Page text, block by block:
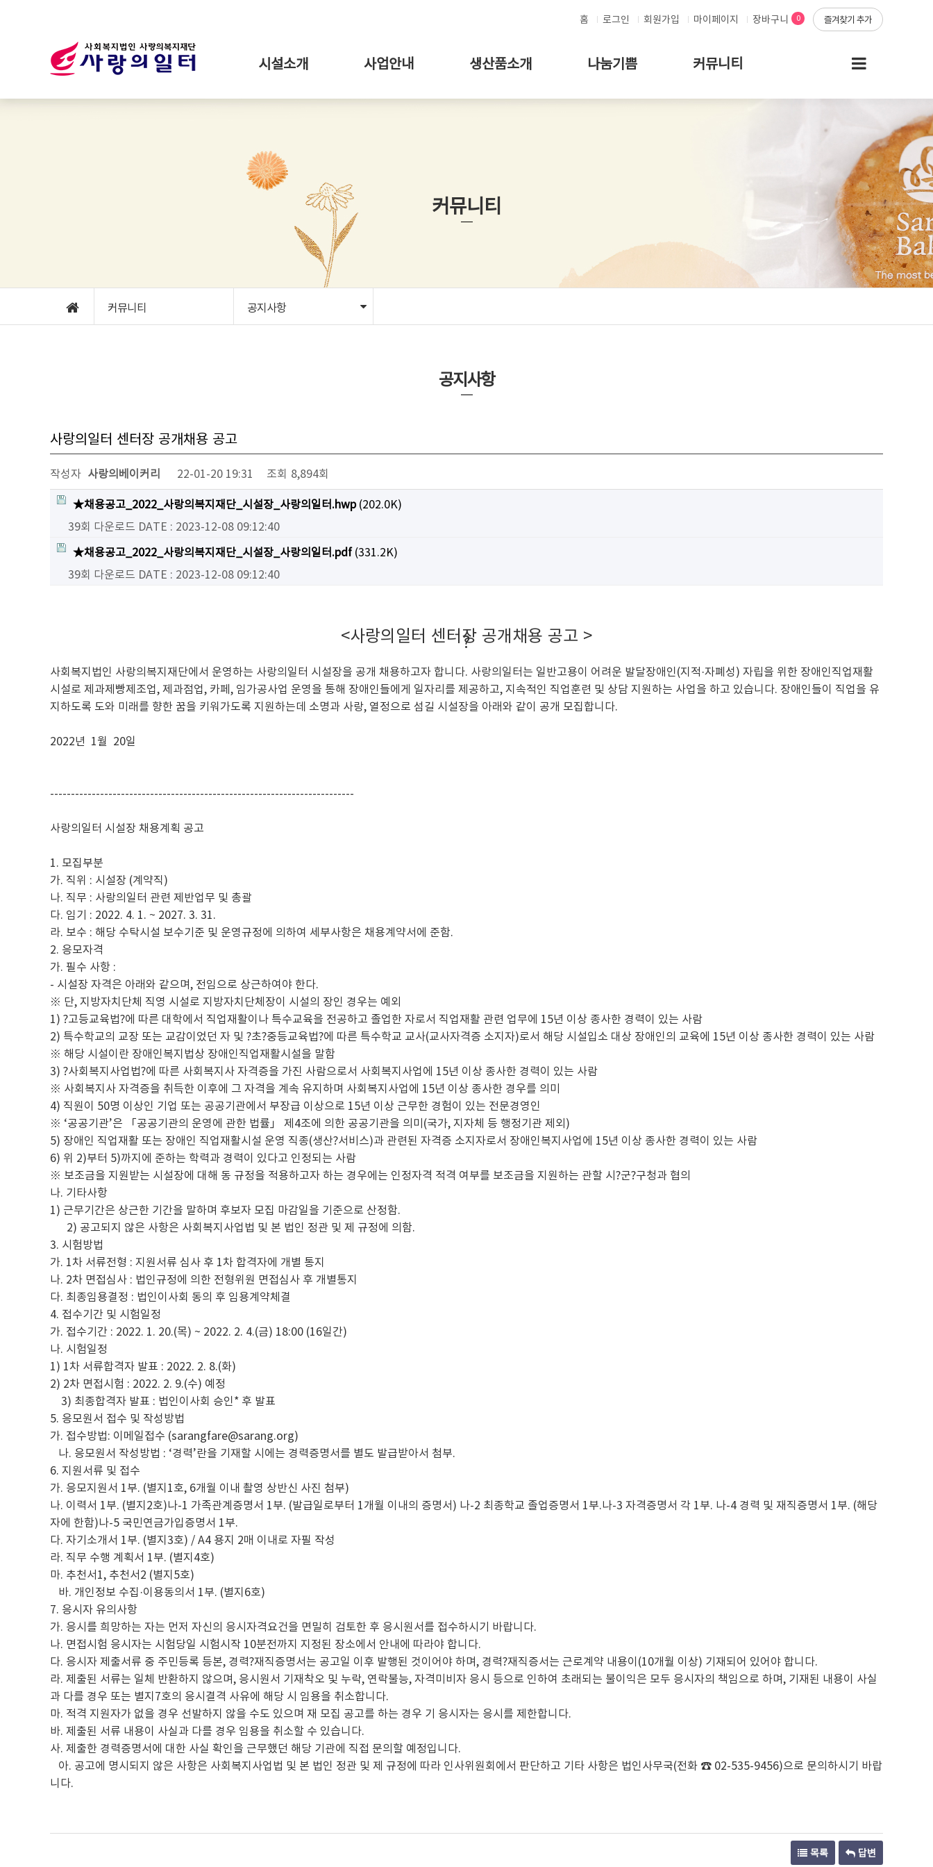
홈
로그인 회원가입 마이페이지 장바구니 0 즐겨찾기 추가
시설소개 사업안내 생산품소개 나눔기쁨 커뮤니티
커뮤니티
커뮤니티 공지사항
공지사항
사랑의일터 센터장 공개채용 공고
작성자 사랑의베이커리 22-01-20 19:31 조회 8,894회
★채용공고_2022_사랑의복지재단_시설장_사랑의일터.hwp(202.0K)
39회 다운로드 DATE : 2023-12-08 09:12:40
★채용공고_2022_사랑의복지재단_시설장_사랑의일터.pdf(331.2K)
39회 다운로드 DATE : 2023-12-08 09:12:40
<사랑의일터 센터장 공개채용 공고 >
?
사회복지법인 사랑의복지재단에서 운영하는 사랑의일터 시설장을 공개 채용하고자 합니다. 사랑의일터는 일반고용이 어려운 발달장애인(지적·자폐성) 자립을 위한 장애인직업재활
시설로 제과제빵제조업, 제과점업, 카페, 임가공사업 운영을 통해 장애인들에게 일자리를 제공하고, 지속적인 직업훈련 및 상담 지원하는 사업을 하고 있습니다. 장애인들이 직업을 유
지하도록 도와 미래를 향한 꿈을 키워가도록 지원하는데 소명과 사랑, 열정으로 섬길 시설장을 아래와 같이 공개 모집합니다.
2022년 1월 20일
-------------------------------------------------------------------------
사랑의일터 시설장 채용계획 공고
1. 모집부분
가. 직위 : 시설장 (계약직)
나. 직무 : 사랑의일터 관련 제반업무 및 총괄
다. 임기 : 2022. 4. 1. ~ 2027. 3. 31.
라. 보수 : 해당 수탁시설 보수기준 및 운영규정에 의하여 세부사항은 채용계약서에 준함.
2. 응모자격
가. 필수 사항 :
- 시설장 자격은 아래와 같으며, 전임으로 상근하여야 한다.
※ 단, 지방자치단체 직영 시설로 지방자치단체장이 시설의 장인 경우는 예외
1) ?고등교육법?에 따른 대학에서 직업재활이나 특수교육을 전공하고 졸업한 자로서 직업재활 관련 업무에 15년 이상 종사한 경력이 있는 사람
2) 특수학교의 교장 또는 교감이었던 자 및 ?초?중등교육법?에 따른 특수학교 교사(교사자격증 소지자)로서 해당 시설입소 대상 장애인의 교육에 15년 이상 종사한 경력이 있는 사람
※ 해당 시설이란 장애인복지법상 장애인직업재활시설을 말함
3) ?사회복지사업법?에 따른 사회복지사 자격증을 가진 사람으로서 사회복지사업에 15년 이상 종사한 경력이 있는 사람
※ 사회복지사 자격증을 취득한 이후에 그 자격을 계속 유지하며 사회복지사업에 15년 이상 종사한 경우를 의미
4) 직원이 50명 이상인 기업 또는 공공기관에서 부장급 이상으로 15년 이상 근무한 경험이 있는 전문경영인
※ ‘공공기관’은 「공공기관의 운영에 관한 법률」 제4조에 의한 공공기관을 의미(국가, 지자체 등 행정기관 제외)
5) 장애인 직업재활 또는 장애인 직업재활시설 운영 직종(생산?서비스)과 관련된 자격증 소지자로서 장애인복지사업에 15년 이상 종사한 경력이 있는 사람
6) 위 2)부터 5)까지에 준하는 학력과 경력이 있다고 인정되는 사람
※ 보조금을 지원받는 시설장에 대해 동 규정을 적용하고자 하는 경우에는 인정자격 적격 여부를 보조금을 지원하는 관할 시?군?구청과 협의
나. 기타사항
1) 근무기간은 상근한 기간을 말하며 후보자 모집 마감일을 기준으로 산정함.
2) 공고되지 않은 사항은 사회복지사업법 및 본 법인 정관 및 제 규정에 의함.
3. 시험방법
가. 1차 서류전형 : 지원서류 심사 후 1차 합격자에 개별 통지
나. 2차 면접심사 : 법인규정에 의한 전형위원 면접심사 후 개별통지
다. 최종임용결정 : 법인이사회 동의 후 임용계약체결
4. 접수기간 및 시험일정
가. 접수기간 : 2022. 1. 20.(목) ~ 2022. 2. 4.(금) 18:00 (16일간)
나. 시험일정
1) 1차 서류합격자 발표 : 2022. 2. 8.(화)
2) 2차 면접시험 : 2022. 2. 9.(수) 예정
3) 최종합격자 발표 : 법인이사회 승인* 후 발표
5. 응모원서 접수 및 작성방법
가. 접수방법: 이메일접수 (sarangfare@sarang.org)
나. 응모원서 작성방법 : ‘경력’란을 기재할 시에는 경력증명서를 별도 발급받아서 첨부.
6. 지원서류 및 접수
가. 응모지원서 1부. (별지1호, 6개월 이내 촬영 상반신 사진 첨부)
나. 이력서 1부. (별지2호)나-1 가족관계증명서 1부. (발급일로부터 1개월 이내의 증명서) 나-2 최종학교 졸업증명서 1부.나-3 자격증명서 각 1부. 나-4 경력 및 재직증명서 1부. (해당
자에 한함)나-5 국민연금가입증명서 1부.
다. 자기소개서 1부. (별지3호) / A4 용지 2매 이내로 자필 작성
라. 직무 수행 계획서 1부. (별지4호)
마. 추천서1, 추천서2 (별지5호)
바. 개인정보 수집·이용동의서 1부. (별지6호)
7. 응시자 유의사항
가. 응시를 희망하는 자는 먼저 자신의 응시자격요건을 면밀히 검토한 후 응시원서를 접수하시기 바랍니다.
나. 면접시험 응시자는 시험당일 시험시작 10분전까지 지정된 장소에서 안내에 따라야 합니다.
다. 응시자 제출서류 중 주민등록 등본, 경력?재직증명서는 공고일 이후 발행된 것이어야 하며, 경력?재직증서는 근로계약 내용이(10개월 이상) 기재되어 있어야 합니다.
라. 제출된 서류는 일체 반환하지 않으며, 응시원서 기재착오 및 누락, 연락불능, 자격미비자 응시 등으로 인하여 초래되는 불이익은 모두 응시자의 책임으로 하며, 기재된 내용이 사실
과 다를 경우 또는 별지7호의 응시결격 사유에 해당 시 임용을 취소합니다.
마. 적격 지원자가 없을 경우 선발하지 않을 수도 있으며 재 모집 공고를 하는 경우 기 응시자는 응시를 제한합니다.
바. 제출된 서류 내용이 사실과 다를 경우 임용을 취소할 수 있습니다.
사. 제출한 경력증명서에 대한 사실 확인을 근무했던 해당 기관에 직접 문의할 예정입니다.
아. 공고에 명시되지 않은 사항은 사회복지사업법 및 본 법인 정관 및 제 규정에 따라 인사위원회에서 판단하고 기타 사항은 법인사무국(전화 ☎ 02-535-9456)으로 문의하시기 바랍
니다.
목록 답변